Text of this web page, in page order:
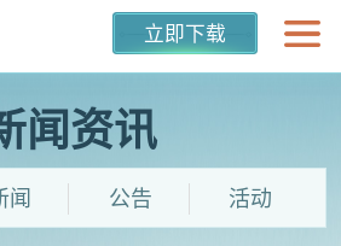
立即下载
闻资讯
闻 公告 活动